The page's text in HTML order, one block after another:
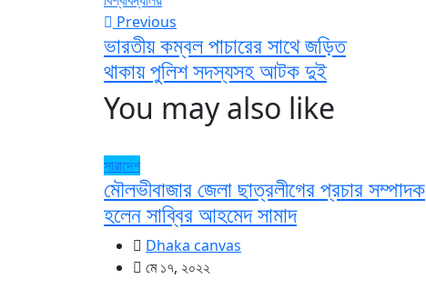
Previous
ভারতীয় কম্বল পাচারের সাথে জড়িত
থাকায় পুলিশ সদস্যসহ আটক দুই
You may also like
সারাদেশ
মৌলভীবাজার জেলা ছাত্রলীগের প্রচার সম্পাদক
হলেন সাব্বির আহমেদ সামাদ
Dhaka canvas
মে ১৭, ২০২২